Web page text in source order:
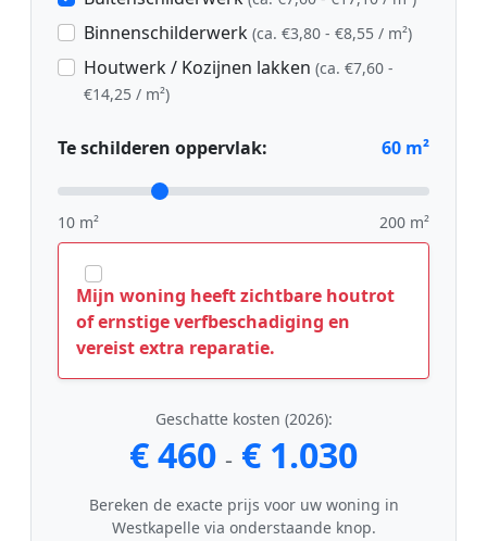
Binnenschilderwerk (ca. €3,80 - €8,55 / m²)
Houtwerk / Kozijnen lakken (ca. €7,60 -
€14,25 / m²)
Te schilderen oppervlak: 60 m²
10 m² 200 m²
Mijn woning heeft zichtbare houtrot
of ernstige verfbeschadiging en
vereist extra reparatie.
Geschatte kosten (2026):
€ 460 - € 1.030
Bereken de exacte prijs voor uw woning in
Westkapelle via onderstaande knop.